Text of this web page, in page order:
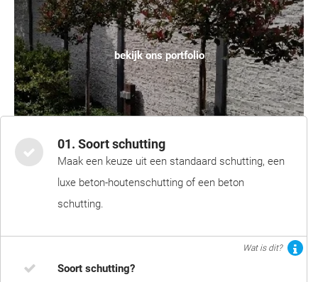
bekijk ons portfolio
01. Soort schutting
Maak een keuze uit een standaard schutting, een
luxe beton-houtenschutting of een beton
schutting.
Wat is dit?
Soort schutting?